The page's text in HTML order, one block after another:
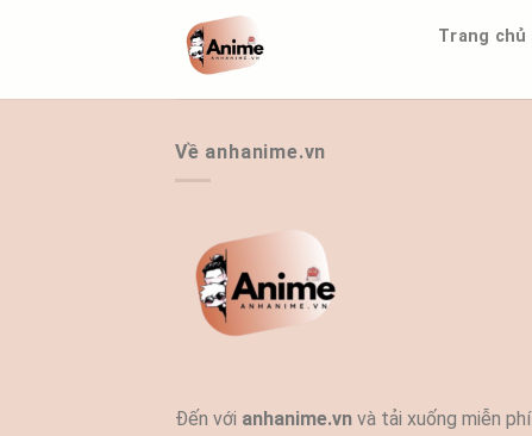
dung
Trang chủ
Về anhanime.vn
Đến với anhanime.vn và tải xuống miễn phí